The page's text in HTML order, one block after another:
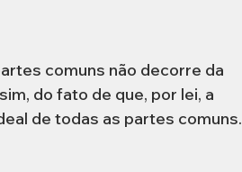
comuns não decorre da
do fato de que, por lei, a
de todas as partes comuns.